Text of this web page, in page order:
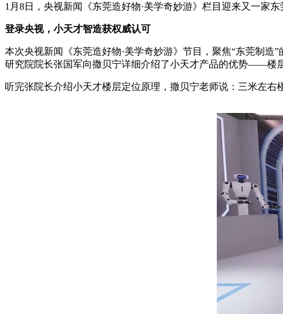
1月8日，央视新闻《东莞造好物·美学奇妙游》栏目迎来又一家
登录央视，小天才智造获权威认可
本次央视新闻《东莞造好物·美学奇妙游》节目，聚焦“东莞制
研究院院长张国军向撒贝宁详细介绍了小天才产品的优势——楼
听完张院长介绍小天才楼层定位原理，撒贝宁老师说：三米左